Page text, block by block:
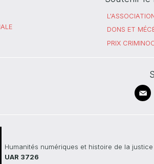
DONS ET
PRIX
Humanités numériques et histoire de la justice
UAR 3726